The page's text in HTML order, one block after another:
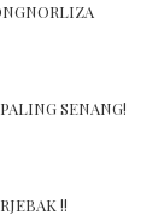
SENANG!
!!